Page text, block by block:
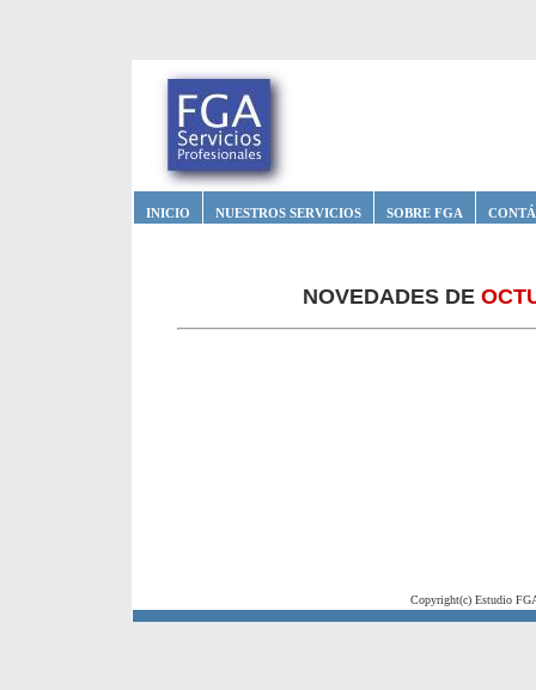
INICIO NUESTROS SERVICIOS SOBRE FGA
NOVEDADES DE
Copyright(c) Estudio